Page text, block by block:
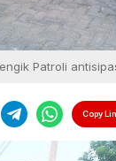
Patroli
Copy